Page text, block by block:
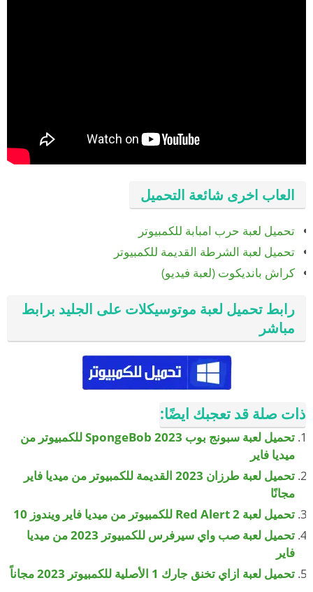
العاب اخرى شائعة التحميل
تحميل لعبة حرب امبابة للكمبيوتر
تحميل لعبة الشرطة القديمة للكمبيوتر
كراش بانديكوت (لعبة فيديو)
رابط تحميل لعبة موتوسيكلات على الجليد برابط
مباشر
ذات صلة قد تعجبك ايضًا:
تحميل لعبة سبونج بوب SpongeBob 2023 للكمبيوتر من
ميديا فاير
تحميل لعبة طرزان 2023 القديمة للكمبيوتر من ميديا فاير
مجانًا
تحميل لعبة Red Alert 2 للكمبيوتر من ميديا فاير ويندوز 10
تحميل لعبة صب واي سيرفرس للكمبيوتر 2023 من ميديا
فاير
تحميل لعبة ازاي تخنق جارك 1 الأصلية للكمبيوتر 2023 مجاناً